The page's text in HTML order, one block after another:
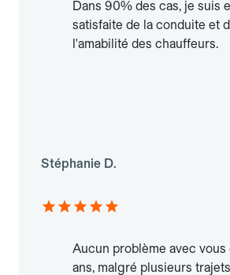
Dans 90% des cas, je suis
satisfaite de la conduite et
l'amabilité des chauffeurs.
Stéphanie D.
Aucun problème avec vous
ans, malgré plusieurs